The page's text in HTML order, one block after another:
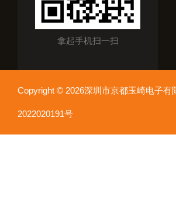
拿起手机扫一扫
Copyright © 2026深圳市京都玉崎电子
2022020191号